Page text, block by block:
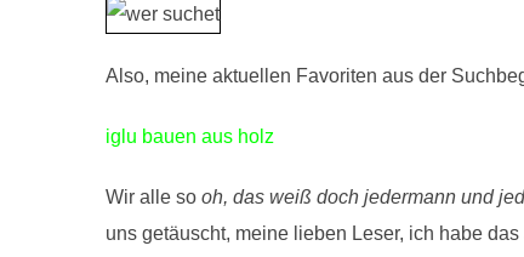
Also, meine aktuellen Favoriten aus der
iglu bauen aus holz
Wir alle so oh, das weiß doch jedermann und
uns getäuscht, meine lieben Leser, ich habe